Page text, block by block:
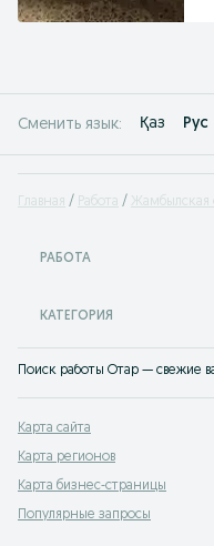
Сменить язык: Қаз Рус
Главная Работа Жамбылская
РАБОТА
КАТЕГОРИЯ
Поиск работы Отар — свежие
Карта сайта
Карта регионов
Карта бизнес-страницы
Популярные запросы